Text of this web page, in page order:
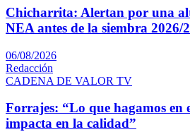
Chicharrita: Alertan por una
NEA antes de la siembra 2026/
06/08/2026
Redacción
CADENA DE VALOR TV
Forrajes: “Lo que hagamos en
impacta en la calidad”